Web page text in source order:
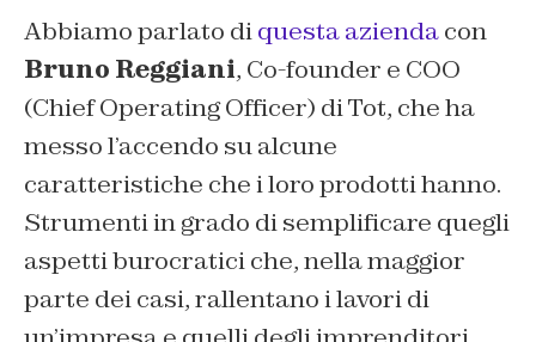
Abbiamo parlato diquesta aziendacon
Bruno Reggiani, Co-founder e COO
(Chief Operating Officer) di Tot, che ha
messo l’accendo su alcune
caratteristiche che i loro prodotti hanno.
Strumenti in grado di semplificare quegli
aspetti burocratici che, nella maggior
parte dei casi, rallentano i lavori di